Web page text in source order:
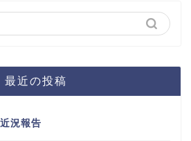
最近の投稿
況報告